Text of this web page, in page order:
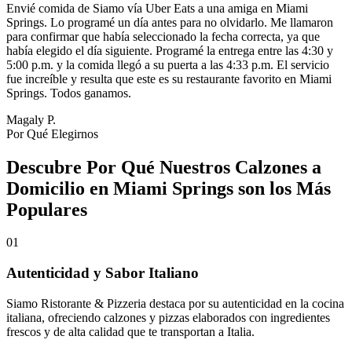
Envié comida de Siamo vía Uber Eats a una amiga en Miami
Springs. Lo programé un día antes para no olvidarlo. Me llamaron
para confirmar que había seleccionado la fecha correcta, ya que
había elegido el día siguiente. Programé la entrega entre las 4:30 y
5:00 p.m. y la comida llegó a su puerta a las 4:33 p.m. El servicio
fue increíble y resulta que este es su restaurante favorito en Miami
Springs. Todos ganamos.
Magaly P.
Por Qué Elegirnos
Descubre Por Qué Nuestros Calzones a
Domicilio en Miami Springs son los Más
Populares
01
Autenticidad y Sabor Italiano
Siamo Ristorante & Pizzeria destaca por su autenticidad en la cocina
italiana, ofreciendo calzones y pizzas elaborados con ingredientes
frescos y de alta calidad que te transportan a Italia.